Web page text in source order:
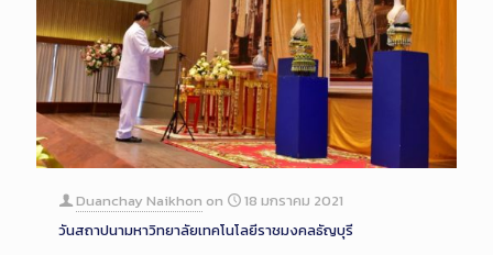
Duanchay Naikhon on
18 มกราคม 2021
วันสถาปนามหาวิทยาลัยเทคโนโลยีราชมงคลธัญบุรี